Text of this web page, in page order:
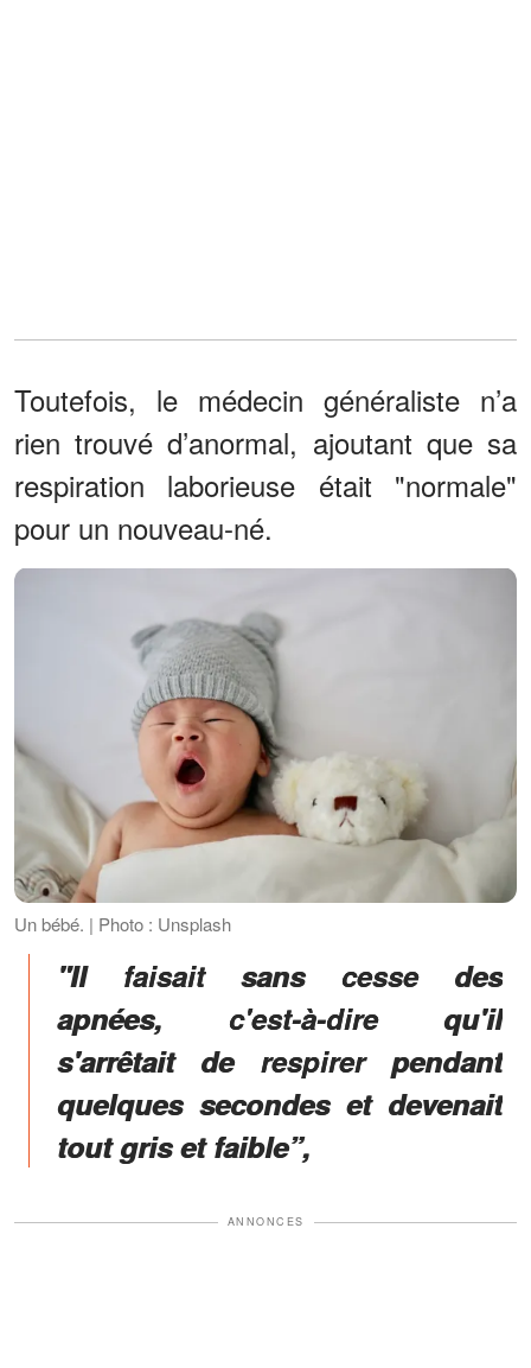
Toutefois, le médecin généraliste n’a
rien trouvé d’anormal, ajoutant que sa
respiration laborieuse était "normale"
pour un nouveau-né.
Un bébé. | Photo : Unsplash
"Il faisait sans cesse des
apnées, c'est-à-dire qu'il
s'arrêtait de respirer pendant
quelques secondes et devenait
tout gris et faible”,
ANNONCES